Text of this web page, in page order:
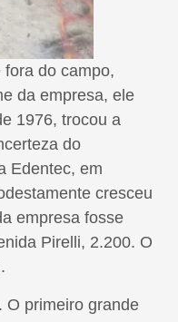
do campo,
da empresa, ele
1976, trocou a
do
Edentec, em
cresceu
empresa fosse
Pirelli, 2.200. O
O primeiro grande